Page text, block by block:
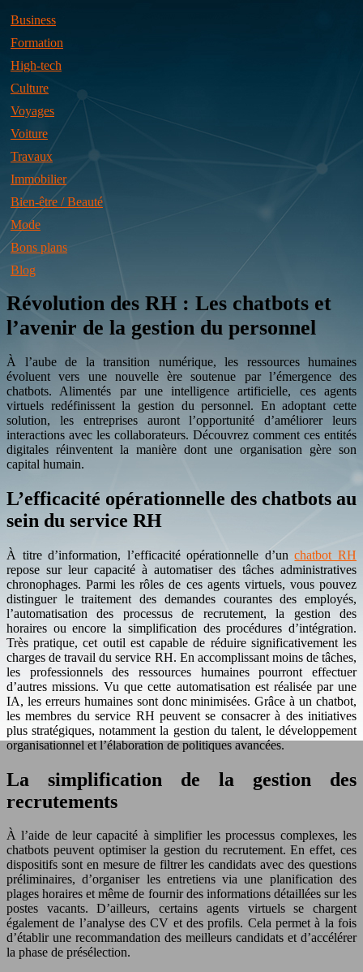
Business
Formation
High-tech
Culture
Voyages
Voiture
Travaux
Immobilier
Bien-être / Beauté
Mode
Bons plans
Blog
Révolution des RH : Les chatbots et
l’avenir de la gestion du personnel
À l’aube de la transition numérique, les ressources humaines
évoluent vers une nouvelle ère soutenue par l’émergence des
chatbots. Alimentés par une intelligence artificielle, ces agents
virtuels redéfinissent la gestion du personnel. En adoptant cette
solution, les entreprises auront l’opportunité d’améliorer leurs
interactions avec les collaborateurs. Découvrez comment ces entités
digitales réinventent la manière dont une organisation gère son
capital humain.
L’efficacité opérationnelle des chatbots au
sein du service RH
À titre d’information, l’efficacité opérationnelle d’unchatbot RH
repose sur leur capacité à automatiser des tâches administratives
chronophages. Parmi les rôles de ces agents virtuels, vous pouvez
distinguer le traitement des demandes courantes des employés,
l’automatisation des processus de recrutement, la gestion des
horaires ou encore la simplification des procédures d’intégration.
Très pratique, cet outil est capable de réduire significativement les
charges de travail du service RH. En accomplissant moins de tâches,
les professionnels des ressources humaines pourront effectuer
d’autres missions. Vu que cette automatisation est réalisée par une
IA, les erreurs humaines sont donc minimisées. Grâce à un chatbot,
les membres du service RH peuvent se consacrer à des initiatives
plus stratégiques, notamment la gestion du talent, le développement
organisationnel et l’élaboration de politiques avancées.
La simplification de la gestion des
recrutements
À l’aide de leur capacité à simplifier les processus complexes, les
chatbots peuvent optimiser la gestion du recrutement. En effet, ces
dispositifs sont en mesure de filtrer les candidats avec des questions
préliminaires, d’organiser les entretiens via une planification des
plages horaires et même de fournir des informations détaillées sur les
postes vacants. D’ailleurs, certains agents virtuels se chargent
également de l’analyse des CV et des profils. Cela permet à la fois
d’établir une recommandation des meilleurs candidats et d’accélérer
la phase de présélection.